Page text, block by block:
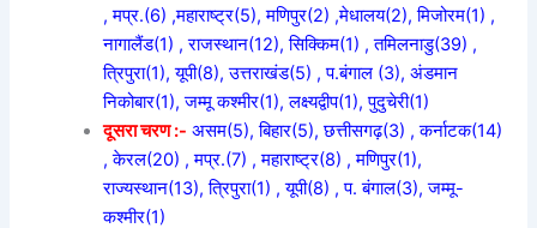
, मप्र.(6) ,महाराष्ट्र(5), मणिपुर(2) ,मेधालय(2), मिजोरम(1) ,
नागालैंड(1) , राजस्थान(12), सिक्किम(1) , तमिलनाडु(39) ,
त्रिपुरा(1), यूपी(8), उत्तराखंड(5) , प.बंगाल (3), अंडमान
निकोबार(1), जम्मू कश्मीर(1), लक्ष्यद्वीप(1), पुदुचेरी(1)
दूसरा चरण :- असम(5), बिहार(5), छत्तीसगढ़(3) , कर्नाटक(14)
, केरल(20) , मप्र.(7) , महाराष्ट्र(8) , मणिपुर(1),
राज्यस्थान(13), त्रिपुरा(1) , यूपी(8) , प. बंगाल(3), जम्मू-
कश्मीर(1)